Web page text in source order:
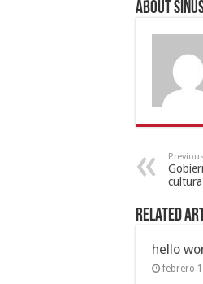
About
Previous
Related
hello
febrero